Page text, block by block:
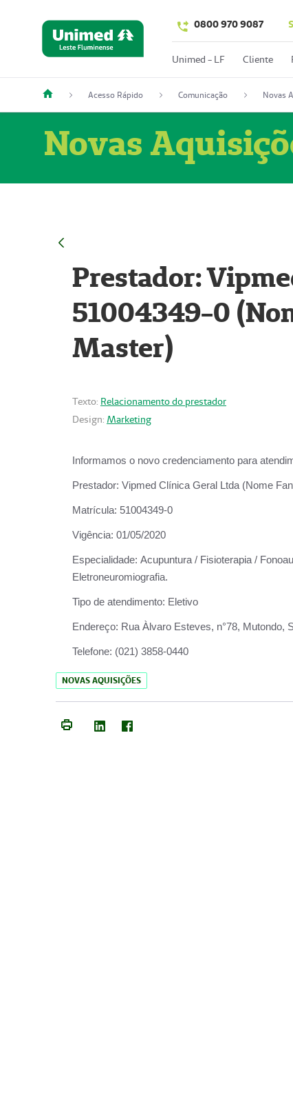
0800 970 9087
Unimed - LF Cliente
Acesso Rápido Comunicação Novas
Novas
Prestador:
51004349-0
Master)
Texto: Relacionamento do prestador
Design: Marketing
Informamos o novo credenciamento para
Prestador: Vipmed Clínica Geral Ltda (Nome
Matrícula: 51004349-0
Vigência: 01/05/2020
Especialidade: Acupuntura / Fisioterapia /
Eletroneuromiografia.
Tipo de atendimento: Eletivo
Endereço: Rua Àlvaro Esteves, n°78, Mutondo,
Telefone: (021) 3858-0440
NOVAS AQUISIÇÕES